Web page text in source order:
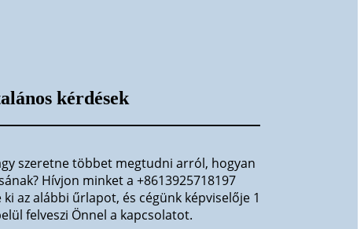
kérdések
szeretne többet megtudni arról, hogyan
Hívjon minket a +8613925718197
az alábbi űrlapot, és cégünk képviselője 1
felveszi Önnel a kapcsolatot.